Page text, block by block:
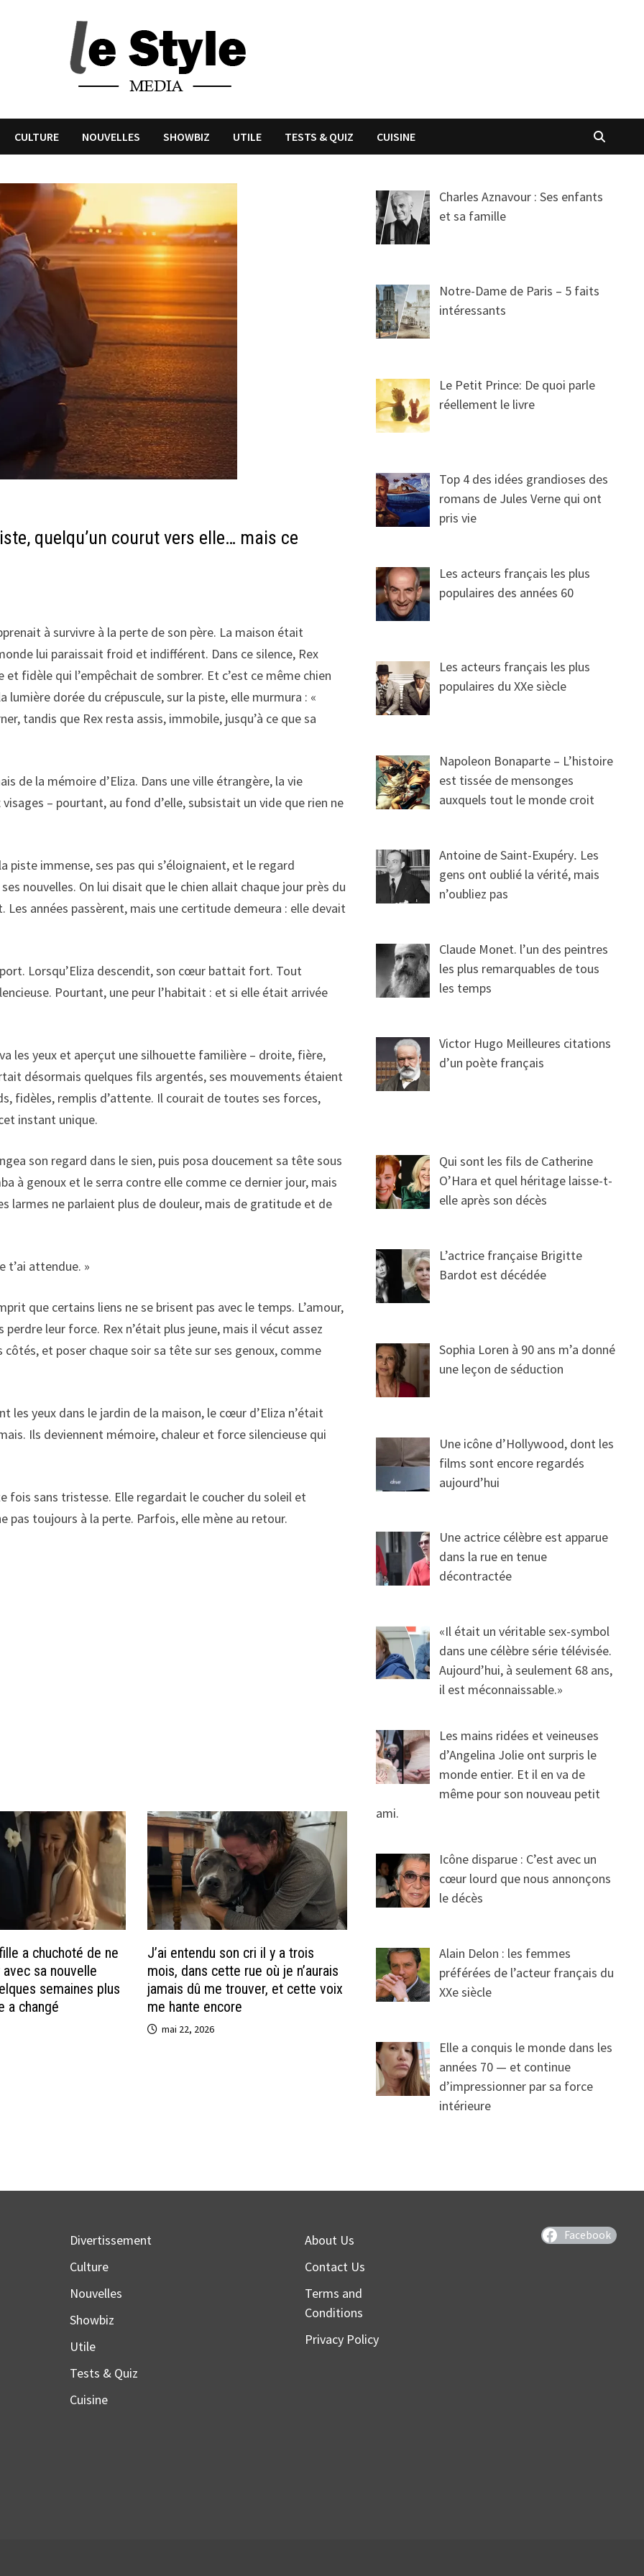
CULTURE NOUVELLES SHOWBIZ UTILE TESTS & QUIZ CUISINE
quelqu’un courut vers elle… mais ce
à survivre à la perte de son père. La maison était
lui paraissait froid et indifférent. Dans ce silence, Rex
fidèle qui l’empêchait de sombrer. Et c’est ce même chien
lumière dorée du crépuscule, sur la piste, elle murmura : «
tandis que Rex resta assis, immobile, jusqu’à ce que sa
de la mémoire d’Eliza. Dans une ville étrangère, la vie
– pourtant, au fond d’elle, subsistait un vide que rien ne
piste immense, ses pas qui s’éloignaient, et le regard
nouvelles. On lui disait que le chien allait chaque jour près du
années passèrent, mais une certitude demeura : elle devait
Lorsqu’Eliza descendit, son cœur battait fort. Tout
Pourtant, une peur l’habitait : et si elle était arrivée
les yeux et aperçut une silhouette familière – droite, fière,
désormais quelques fils argentés, ses mouvements étaient
fidèles, remplis d’attente. Il courait de toutes ses forces,
instant unique.
son regard dans le sien, puis posa doucement sa tête sous
à genoux et le serra contre elle comme ce dernier jour, mais
larmes ne parlaient plus de douleur, mais de gratitude et de
t’ai attendue. »
que certains liens ne se brisent pas avec le temps. L’amour,
leur force. Rex n’était plus jeune, mais il vécut assez
et poser chaque soir sa tête sur ses genoux, comme
les yeux dans le jardin de la maison, le cœur d’Eliza n’était
Ils deviennent mémoire, chaleur et force silencieuse qui
sans tristesse. Elle regardait le coucher du soleil et
pas toujours à la perte. Parfois, elle mène au retour.
a chuchoté de ne
sa nouvelle
semaines plus
a changé
J’ai entendu son cri il y a trois
mois, dans cette rue où je n’aurais
jamais dû me trouver, et cette voix
me hante encore
mai 22, 2026
Charles Aznavour : Ses enfants
et sa famille
Notre-Dame de Paris – 5 faits
intéressants
Le Petit Prince: De quoi parle
réellement le livre
Top 4 des idées grandioses des
romans de Jules Verne qui ont
pris vie
Les acteurs français les plus
populaires des années 60
Les acteurs français les plus
populaires du XXe siècle
Napoleon Bonaparte – L’histoire
est tissée de mensonges
auxquels tout le monde croit
Antoine de Saint-Exupéry․ Les
gens ont oublié la vérité, mais
n’oubliez pas
Claude Monet. l’un des peintres
les plus remarquables de tous
les temps
Victor Hugo Meilleures citations
d’un poète français
Qui sont les fils de Catherine
O’Hara et quel héritage laisse-t-
elle après son décès
L’actrice française Brigitte
Bardot est décédée
Sophia Loren à 90 ans m’a donné
une leçon de séduction
Une icône d’Hollywood, dont les
films sont encore regardés
aujourd’hui
Une actrice célèbre est apparue
dans la rue en tenue
décontractée
«Il était un véritable sex-symbol
dans une célèbre série télévisée.
Aujourd’hui, à seulement 68 ans,
il est méconnaissable.»
Les mains ridées et veineuses
d’Angelina Jolie ont surpris le
monde entier. Et il en va de
même pour son nouveau petit
ami.
Icône disparue : C’est avec un
cœur lourd que nous annonçons
le décès
Alain Delon : les femmes
préférées de l’acteur français du
XXe siècle
Elle a conquis le monde dans les
années 70 — et continue
d’impressionner par sa force
intérieure
Divertissement
Culture
Nouvelles
Showbiz
Utile
Tests & Quiz
Cuisine
About Us
Contact Us
Terms and
Conditions
Privacy Policy
Facebook